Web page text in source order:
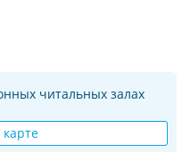
читальных залах